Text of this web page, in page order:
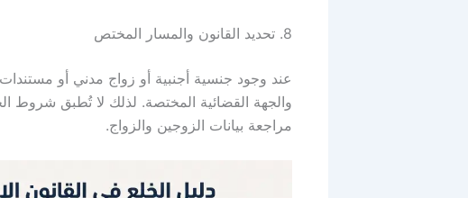
8. تحديد القانون والمسار المختص
عند وجود جنسية أجنبية أو زواج مدني أو
والجهة القضائية المختصة. لذلك لا تُطبق شروط
مراجعة بيانات الزوجين والزواج.